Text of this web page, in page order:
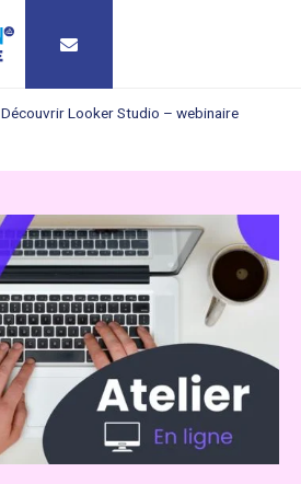
Découvrir Looker Studio – webinaire